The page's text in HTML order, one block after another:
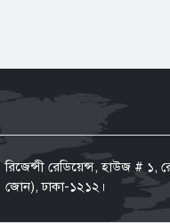
রিজেন্সী রেডিয়েন্স, হাউজ # ১,
জোন), ঢাকা-১২১২।